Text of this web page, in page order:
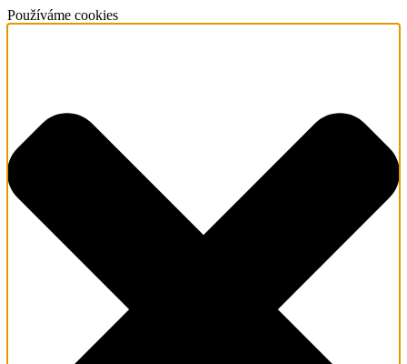
Používáme cookies